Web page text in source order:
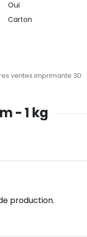
Oui
Carton
ventes imprimante 3D
- 1 kg
production.